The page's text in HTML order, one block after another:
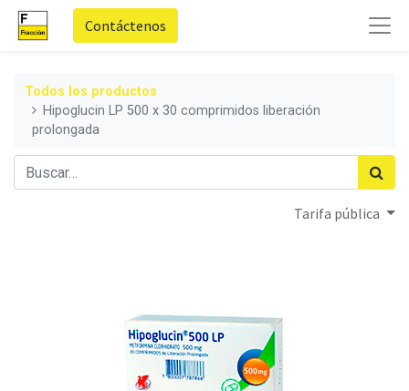
Contáctenos
Todos los productos
Hipoglucin LP 500 x 30 comprimidos liberación
prolongada
Tarifa pública